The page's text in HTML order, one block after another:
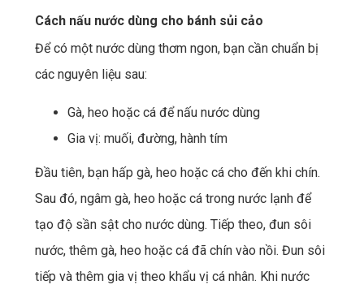
Cách nấu nước dùng cho bánh sủi cảo
Để có một nước dùng thơm ngon, bạn cần chuẩn bị
các nguyên liệu sau:
Gà, heo hoặc cá để nấu nước dùng
Gia vị: muối, đường, hành tím
Đầu tiên, bạn hấp gà, heo hoặc cá cho đến khi chín.
Sau đó, ngâm gà, heo hoặc cá trong nước lạnh để
tạo độ sần sật cho nước dùng. Tiếp theo, đun sôi
nước, thêm gà, heo hoặc cá đã chín vào nồi. Đun sôi
tiếp và thêm gia vị theo khẩu vị cá nhân. Khi nước